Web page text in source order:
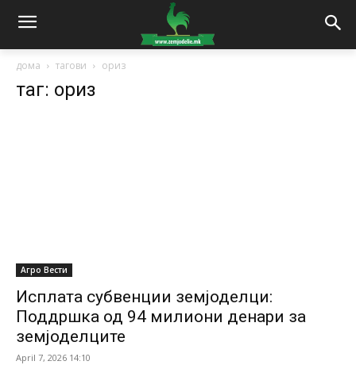
дома тагови ориз
таг: ориз
Агро Вести
Исплата субвенции земјоделци:
Поддршка од 94 милиони денари за
земјоделците
April 7, 2026 14:10